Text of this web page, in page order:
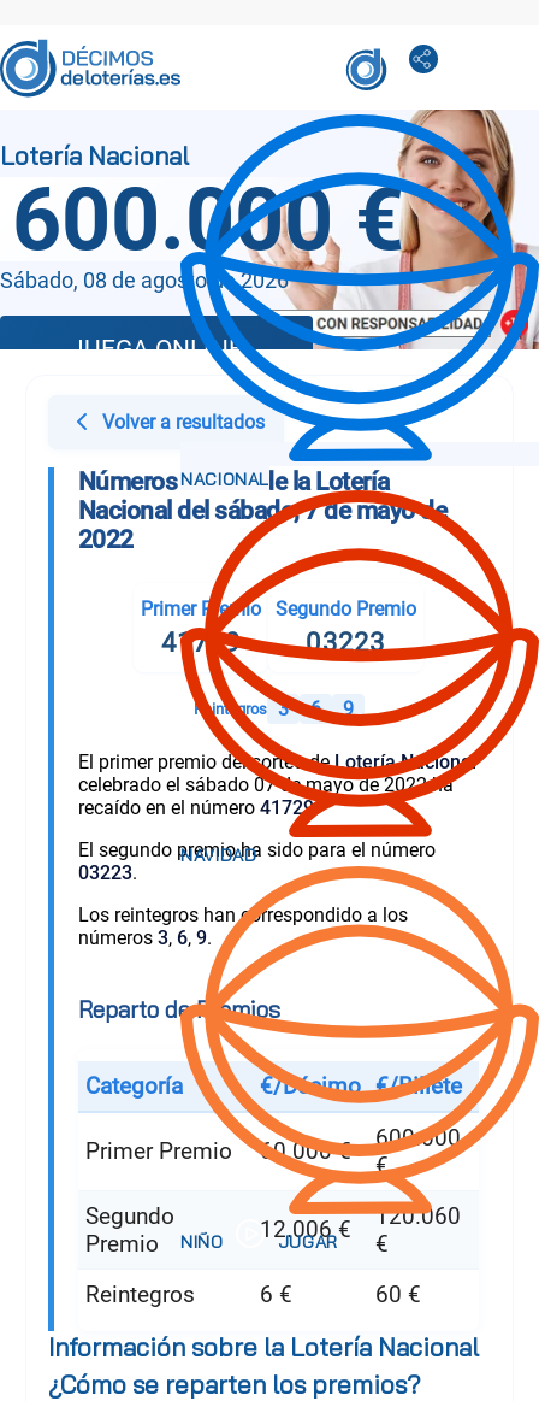
Volver a resultados
Números Sorteo de la Lotería
Nacional del sábado, 7 de mayo de
2022
Primer Premio
41729
Segundo Premio
03223
Reintegros 3 6 9
El primer premio del sorteo deLotería Nacional
celebrado el sábado 07 de mayo de 2022 ha
recaído en el número 41729.
El segundo premio ha sido para el número
03223.
Los reintegros han correspondido a los
números 3, 6, 9.
Reparto de Premios
Categoría €/Décimo €/Billete
Primer Premio 60.000 €
600.000
€
Segundo
Premio
12.006 €
120.060
€
Reintegros
6 € 60 €
Información sobre la Lotería Nacional
¿Cómo se reparten los premios?
600.000 €
Sábado, 08 de agosto de 2026
JUEGA ONLINE